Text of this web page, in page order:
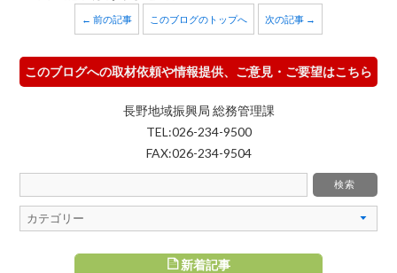
← 前の記事 このブログのトップへ 次の記事 →
このブログへの取材依頼や情報提供、ご意見・ご要望はこちら
長野地域振興局 総務管理課
TEL:026-234-9500
FAX:026-234-9504
新着記事